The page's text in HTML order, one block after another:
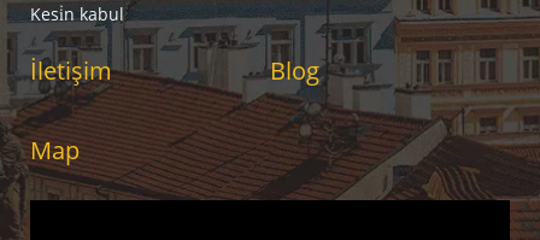
Kesi̇n kabul
İletişim Blog
Map